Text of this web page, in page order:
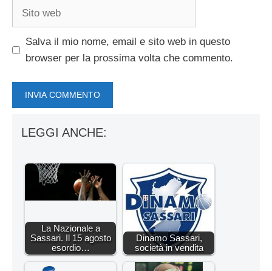
Sito
Salva il mio nome, email e sito web in questo
browser per la prossima volta che commento.
LEGGI ANCHE:
La Nazionale a
Sassari. Il 15 agosto
esordio…
Dinamo Sassari,
società in vendita